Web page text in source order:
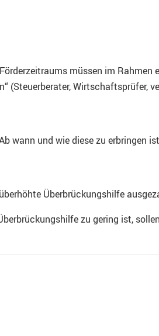
müssen im Rahmen
(Steuerberater, Wirtschaftsprüfer,
wann und wie diese zu erbringen
Überbrückungshilfe
zu gering ist,